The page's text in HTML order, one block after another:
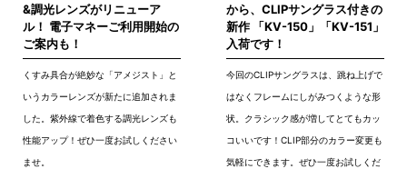
&調光レンズがリニューア
ル！ 電子マネーご利用開始の
ご案内も！
くすみ具合が絶妙な「アメジスト」と
いうカラーレンズが新たに追加されま
した。紫外線で着色する調光レンズも
性能アップ！ぜひ一度お試しください
ませ。
から、CLIPサングラス付きの
新作 「KV-150」「KV-151」
入荷です！
今回のCLIPサングラスは、跳ね上げで
はなくフレームにしがみつくような形
状。クラシック感が増してとてもカッ
コいいです！CLIP部分のカラー変更も
気軽にできます。ぜひ一度お試しくだ